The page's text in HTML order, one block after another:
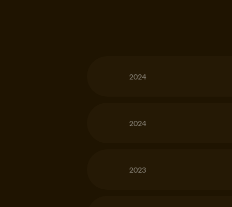
2024
2024
2023